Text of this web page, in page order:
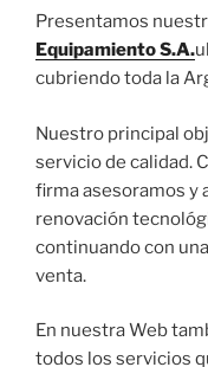
Presentamos
Equipamiento S.A.
cubriendo toda la
Nuestro principal
servicio de calidad.
firma asesoramos y
renovación
continuando con
venta.
En nuestra Web
todos los servicios